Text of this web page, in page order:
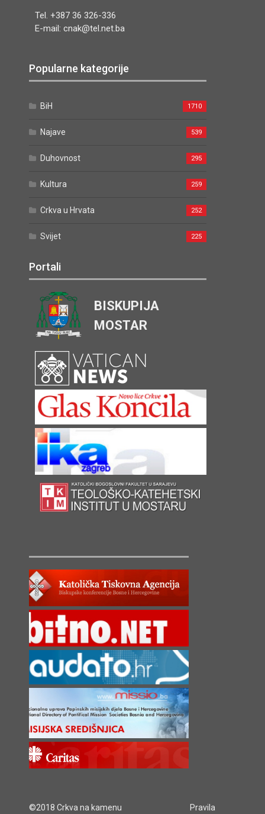
Tel. +387 36 326-336
E-mail: cnak@tel.net.ba
Popularne kategorije
BiH 1710
Najave 539
Duhovnost 295
Kultura 259
Crkva u Hrvata 252
Svijet 225
Portali
BISKUPIJA
MOSTAR
©2018 Crkva na kamenu Pravila